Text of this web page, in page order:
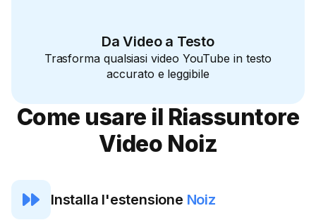
Da Video a Testo
Trasforma qualsiasi video YouTube in testo
accurato e leggibile
Come usare il Riassuntore
Video Noiz
 Installa l'estensione Noiz